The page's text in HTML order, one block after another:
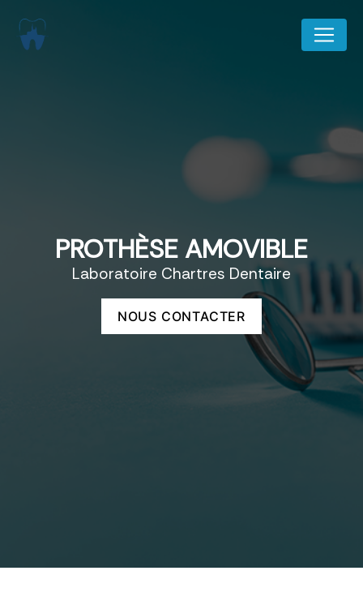
PROTHÈSE AMOVIBLE
Laboratoire Chartres Dentaire
NOUS CONTACTER